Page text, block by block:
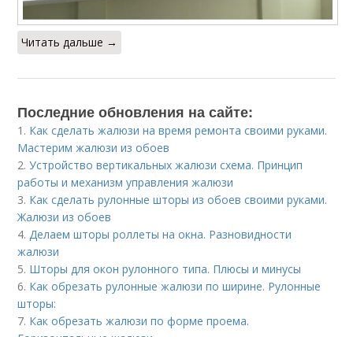
Читать дальше →
Последние обновления на сайте:
1. Как сделать жалюзи на время ремонта своими руками.
Мастерим жалюзи из обоев
2.Устройство вертикальных жалюзи схема. Принцип
работы и механизм управления жалюзи
3. Как сделать рулонные шторы из обоев своими руками.
Жалюзи из обоев
4. Делаем шторы роллеты на окна. Разновидности
жалюзи
5. Шторы для окон рулонного типа. Плюсы и минусы
6. Как обрезать рулонные жалюзи по ширине. Рулонные
шторы:
7. Как обрезать жалюзи по форме проема.